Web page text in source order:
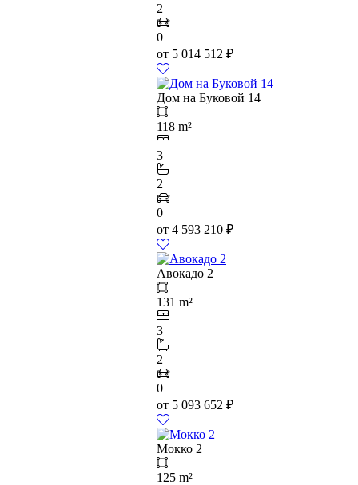
2
0
от 5 014 512 ₽
Дом на Буковой 14
118 m²
3
2
0
от 4 593 210 ₽
Авокадо 2
131 m²
3
2
0
от 5 093 652 ₽
Мокко 2
125 m²